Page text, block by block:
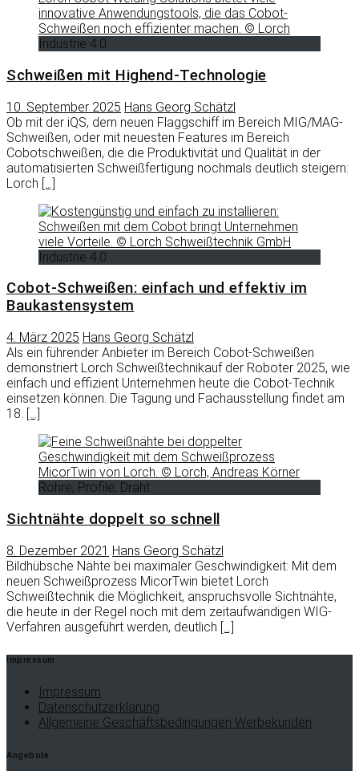
Industrie 4.0
Schweißen mit Highend-Technologie
10. September 2025 Hans Georg Schätzl
Ob mit der iQS, dem neuen Flaggschiff im Bereich MIG/MAG-
Schweißen, oder mit neuesten Features im Bereich
Cobotschweißen, die die Produktivität und Qualität in der
automatisierten Schweißfertigung nochmals deutlich steigern:
Lorch […]
Industrie 4.0
Cobot-Schweißen: einfach und effektiv im
Baukastensystem
4. März 2025 Hans Georg Schätzl
Als ein führender Anbieter im Bereich Cobot-Schweißen
demonstriert Lorch Schweißtechnikauf der Roboter 2025, wie
einfach und effizient Unternehmen heute die Cobot-Technik
einsetzen können. Die Tagung und Fachausstellung findet am
18. […]
Rohre, Profile, Draht
Sichtnähte doppelt so schnell
8. Dezember 2021 Hans Georg Schätzl
Bildhübsche Nähte bei maximaler Geschwindigkeit: Mit dem
neuen Schweißprozess MicorTwin bietet Lorch
Schweißtechnik die Möglichkeit, anspruchsvolle Sichtnähte,
die heute in der Regel noch mit dem zeitaufwändigen WIG-
Verfahren ausgeführt werden, deutlich […]
Impressum
Impressum
Datenschutzerklärung
Allgemeine Geschäftsbedingungen Werbekunden
Angebote